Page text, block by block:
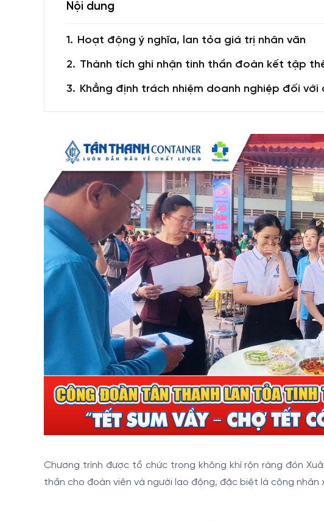
Nội dung
Hoạt động ý nghĩa, lan tỏa giá trị nhân văn
Thành tích ghi nhận tinh thần đoàn kết tập
Khẳng định trách nhiệm doanh nghiệp đối với
Chương trình được tổ chức trong không khí rộn ràng đón
thần cho đoàn viên và người lao động, đặc biệt là công nhân